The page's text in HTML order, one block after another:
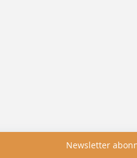
Newsletter